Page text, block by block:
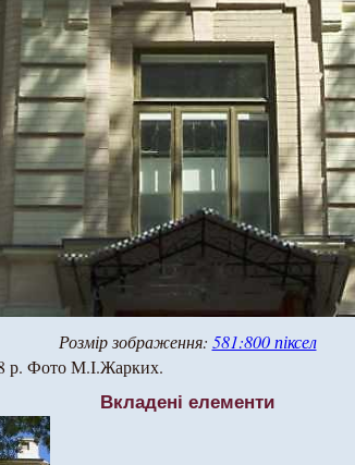
Розмір зображення: 581:800 піксел
р. Фото М.І.Жарких.
Вкладені елементи